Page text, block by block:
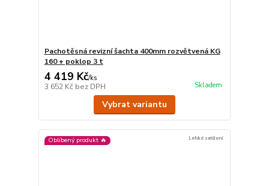
Pachotěsná revizní šachta 400mm rozvětvená KG
160 + poklop 3 t
4 419 Kč/ks
3 652 Kč bez DPH Skladem
Vybrat variantu
Oblíbený produkt 🔥 Lehké zatížení